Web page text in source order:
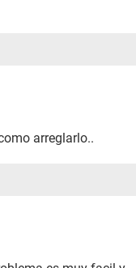
arreglarlo..